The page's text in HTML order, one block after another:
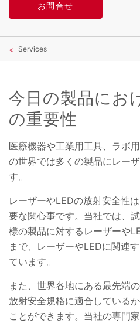
お問合せ
Services
今日の製品にお
の重要性
医療機器や工業用工具、ラボ
の世界では多くの製品にレー
す。
レーザーやLEDの放射安全性
要な関心事です。当社では、
様の製品に対するレーザーや
まで、レーザーやLEDに関連
ています。
また、世界各地にある最先端
放射安全規格に適合している
ことができます。当社の専門